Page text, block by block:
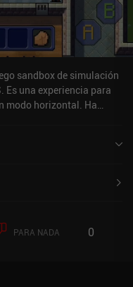
sandbox de simulación
Es una experiencia para
modo horizontal. Ha
Play y de 4,4 sobre 5,0
PARA NADA 0